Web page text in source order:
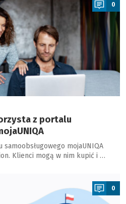
0
z portalu
mojaUNIQA
Klienci mogą w nim kupić i …
0